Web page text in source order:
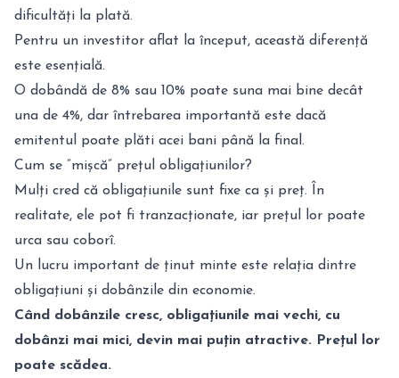
dificultăți la plată.
Pentru un investitor aflat la început, această diferență
este esențială.
O dobândă de 8% sau 10% poate suna mai bine decât
una de 4%, dar întrebarea importantă este dacă
emitentul poate plăti acei bani până la final.
Cum se ”mișcă” prețul obligațiunilor?
Mulți cred că obligațiunile sunt fixe ca și preț. În
realitate, ele pot fi tranzacționate, iar prețul lor poate
urca sau coborî.
Un lucru important de ținut minte este relația dintre
obligațiuni și dobânzile din economie.
Când dobânzile cresc, obligațiunile mai vechi, cu
dobânzi mai mici, devin mai puțin atractive. Prețul lor
poate scădea.